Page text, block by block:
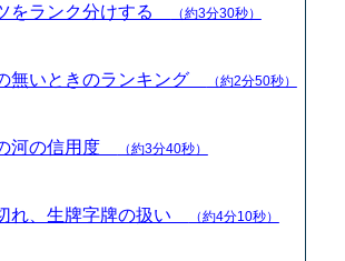
をランク分けする （約3分30秒）
無いときのランキング （約2分50秒）
河の信用度 （約3分40秒）
れ、生牌字牌の扱い （約4分10秒）